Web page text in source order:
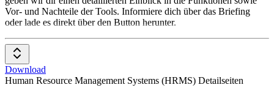
Vor- und Nachteile der Tools. Informiere dich über das Briefing
oder lade es direkt über den Button herunter.
Download
Human Resource Management Systems (HRMS) Detailseiten